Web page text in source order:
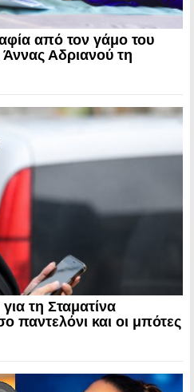
από τον γάμο του
Άννας Αδριανού τη
τη Σταματίνα
παντελόνι και οι μπότες